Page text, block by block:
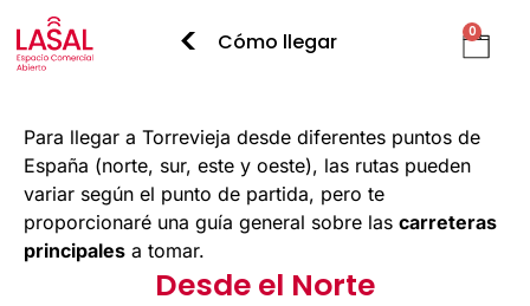
< Cómo llegar 0
Para llegar a Torrevieja desde diferentes puntos de
España (norte, sur, este y oeste), las rutas pueden
variar según el punto de partida, pero te
proporcionaré una guía general sobre las carreteras
principales a tomar.
Desde el Norte